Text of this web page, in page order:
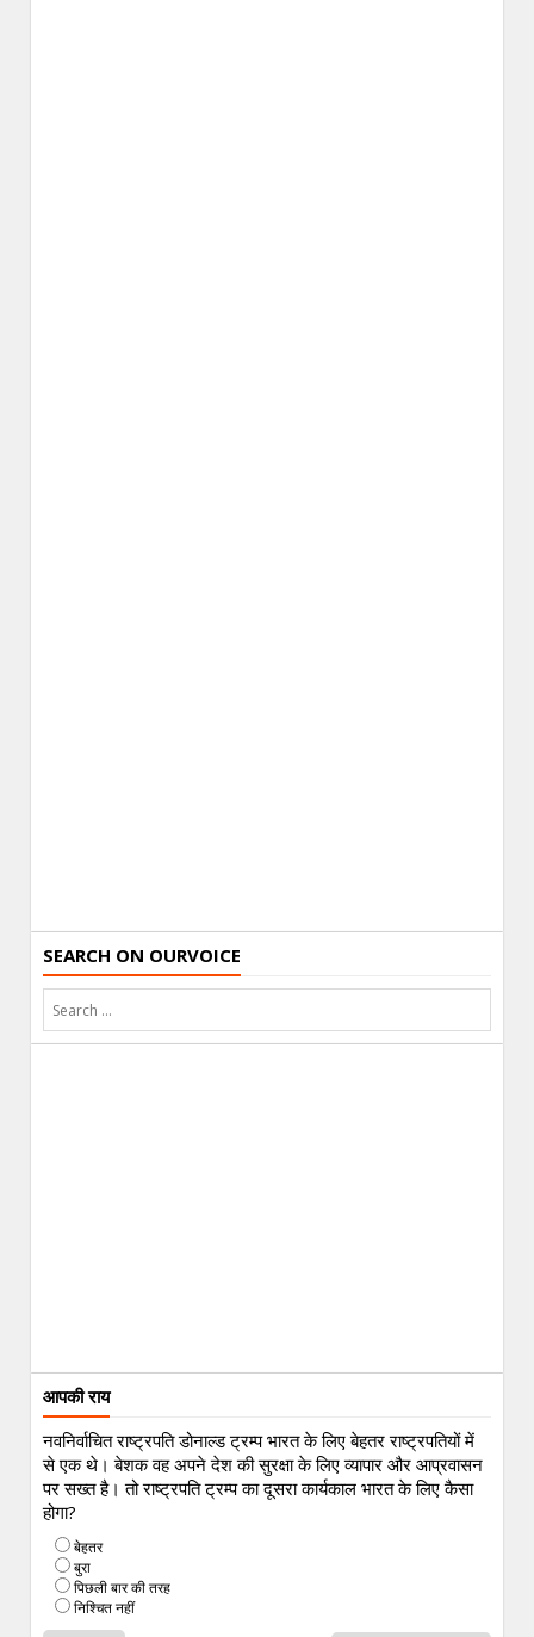
SEARCH ON OURVOICE
आपकी राय
नवनिर्वाचित राष्ट्रपति डोनाल्ड ट्रम्प भारत के लिए बेहतर राष्ट्रपतियों में
से एक थे। बेशक वह अपने देश की सुरक्षा के लिए व्यापार और आप्रवासन
पर सख्त है। तो राष्ट्रपति ट्रम्प का दूसरा कार्यकाल भारत के लिए कैसा
होगा?
बेहतर
बुरा
पिछली बार की तरह
निश्चित नहीं